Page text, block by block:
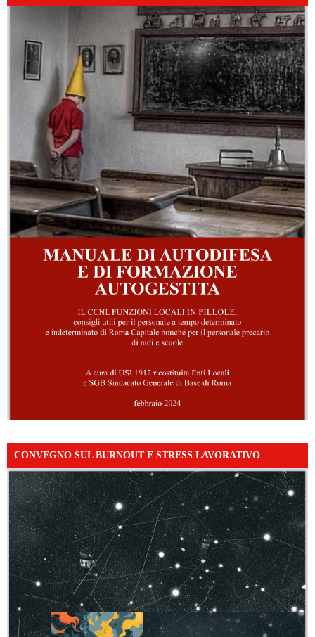
CONVEGNO SUL BURNOUT E STRESS LAVORATIVO